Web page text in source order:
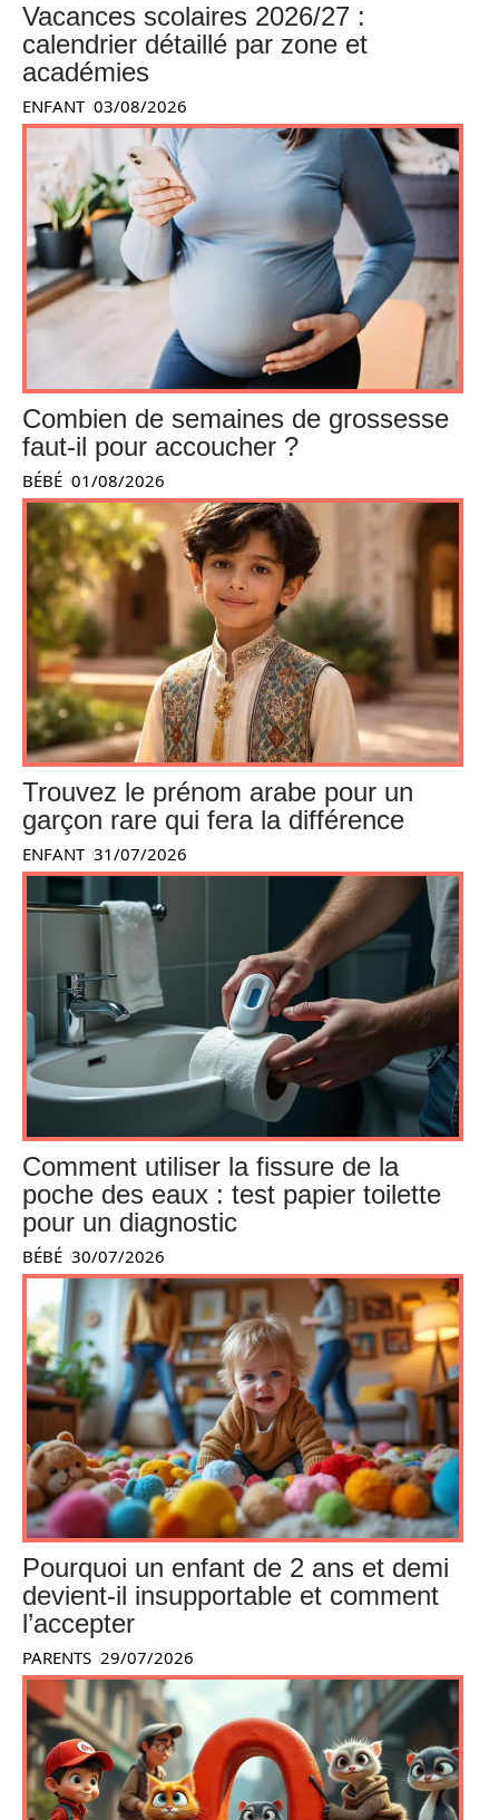
Vacances scolaires 2026/27 :
calendrier détaillé par zone et
académies
ENFANT 03/08/2026
Combien de semaines de grossesse
faut-il pour accoucher ?
BÉBÉ 01/08/2026
Trouvez le prénom arabe pour un
garçon rare qui fera la différence
ENFANT 31/07/2026
Comment utiliser la fissure de la
poche des eaux : test papier toilette
pour un diagnostic
BÉBÉ 30/07/2026
Pourquoi un enfant de 2 ans et demi
devient-il insupportable et comment
l’accepter
PARENTS 29/07/2026